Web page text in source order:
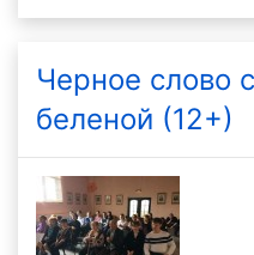
Черное слово
беленой (12+)